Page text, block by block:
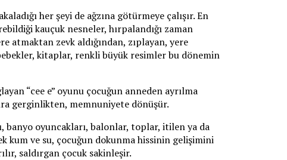
her şeyi de ağzına götürmeye çalışır. En
kauçuk nesneler, hırpalandığı zaman
atmaktan zevk aldığından, zıplayan, yere
kitaplar, renkli büyük resimler bu dönemin
“cee e” oyunu çocuğun anneden ayrılma
gerginlikten, memnuniyete dönüşür.
banyo oyuncakları, balonlar, toplar, itilen ya da
ve su, çocuğun dokunma hissinin gelişimini
saldırgan çocuk sakinleşir.